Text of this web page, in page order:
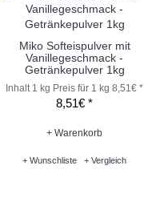
Miko Softeispulver mit
Vanillegeschmack -
Getränkepulver 1kg
Inhalt 1 kg Preis für 1 kg 8,51€ *
8,51€ *
+ Warenkorb
+ Wunschliste + Vergleich